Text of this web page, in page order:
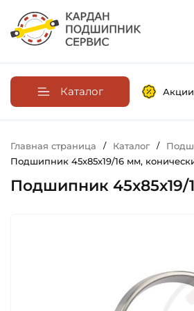
Каталог Акции
Главная страница / Каталог /
Подшипник 45х85х19/16 мм,
Подшипник